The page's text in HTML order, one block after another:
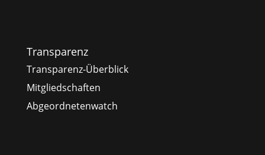
Transparenz
Transparenz-Überblick
Mitgliedschaften
Abgeordnetenwatch